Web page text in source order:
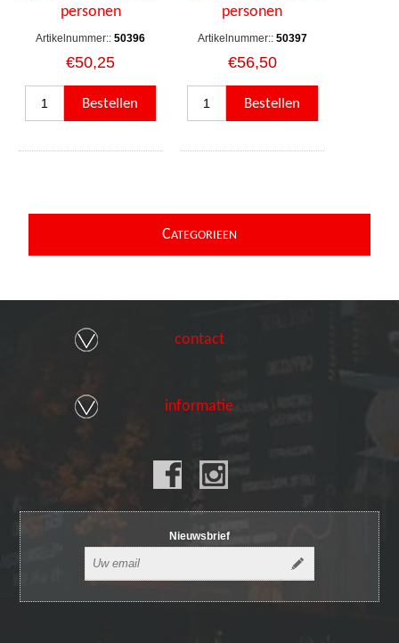
personen
Artikelnummer:: 50396
€50,25
personen
Artikelnummer:: 50397
€56,50
CATEGORIEEN
contact
informatie
Nieuwsbrief